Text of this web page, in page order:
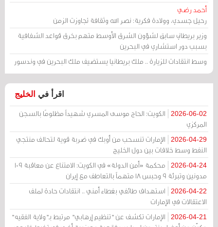
أحمد رضي
رحيل جسدي، وولادة فكرية: نصر الله وثقافة تجاوزت الزمن
وزير بريطاني سابق لشؤون الشرق الأوسط متهم بخرق قواعد الشفافية
بسبب دور استشاري في البحرين
وسط انتقادات للزيارة .. ملك بريطانيا يستضيف ملك البحرين في وندسور
اقرأ في الخليج
2026-06-02
الكويت: الحاج موسى المسري شهيداً مظلومًا بالسجن
المركزي
2026-04-29
الإمارات تنسحب من أوبك في ضربة قوية لتحالف منتجي
النفط وسط خلافات بين دول الخليج
2026-04-24
محكمة «أمن الدولة» في الكويت: الامتناع عن معاقبة 109
مدونين وتبرئة 9 وحبس 18 متهماً بالتعاطف مع إيران
2026-04-22
استهداف طائفي بغطاء أمني .. انتقادات حادة لملف
الاعتقالات في الإمارات
2026-04-21
الإمارات تكشف عن "تنظيم إرهابي" مرتبط بـ"ولاية الفقيه"